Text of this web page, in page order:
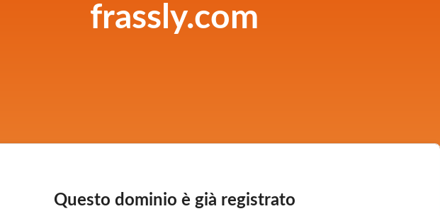
frassly.com
Questo dominio è già registrato